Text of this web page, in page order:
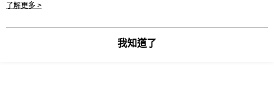
用條款之 Cookie 聲明使用 cookie。
了解更多 >
我知道了